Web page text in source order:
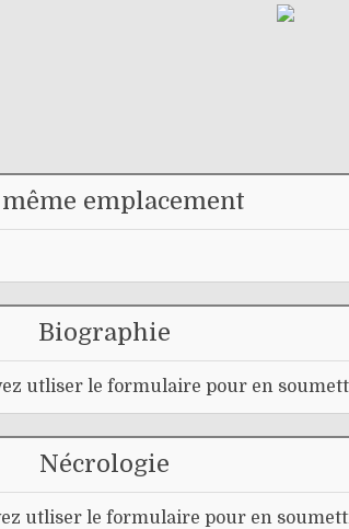
emplacement
Biographie
utliser le formulaire pour en
Nécrologie
utliser le formulaire pour en